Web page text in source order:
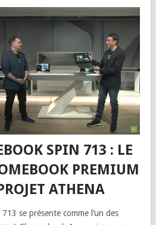
SPIN 713 : LE
PREMIUM
ATHENA
se présente comme l’un des